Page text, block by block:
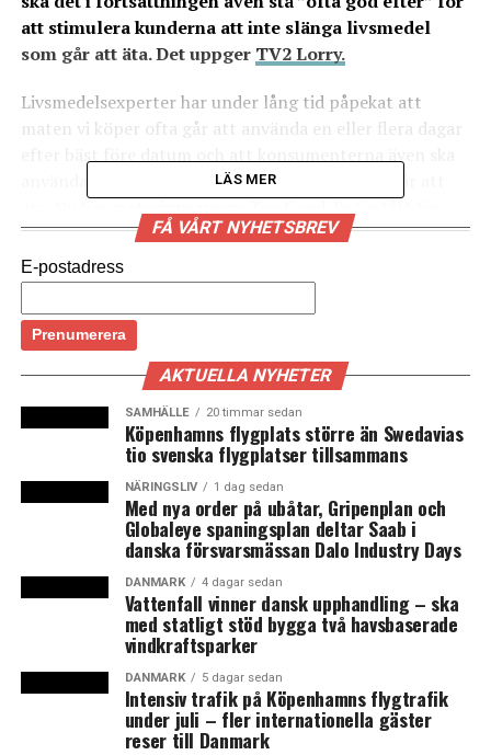
att stimulera kunderna att inte slänga livsmedel
som går att äta. Det uppger TV2 Lorry.
Livsmedelsexperter har under lång tid påpekat att
maten vi köper ofta går att använda en eller flera dagar
använda smak och lukt för att avgöra vad som går att
danska livsmedelsföretag att ändra märkningen av sina
varor. Genom att lägga till ”ofta god efter” vill de
stimulera konsumenterna att inte tolka bäst före dag
som sista förbrukningsdag. De företag som ändrar sin
datummärkning är enligt TV2 Lorry Arla, Carlsberg,
Coop, Unilver, Løgismose Meyers, Thise, Tomas,
Urtekrams, Emmerys och Letz Sushi. (News Øresund)
2 800 fler praktikplatser till danska yrkesutbildningar
Kommission ska hitta 50 miljarder för att finansiera
dansk omställning till gröna bilar
LÄS MER
FÅ VÅRT NYHETSBREV
E-postadress
AKTUELLA NYHETER
SAMHÄLLE 20 timmar sedan
Köpenhamns flygplats större än Swedavias
tio svenska flygplatser tillsammans
NÄRINGSLIV 1 dag sedan
Med nya order på ubåtar, Gripenplan och
Globaleye spaningsplan deltar Saab i
danska försvarsmässan Dalo Industry Days
DANMARK 4 dagar sedan
Vattenfall vinner dansk upphandling – ska
med statligt stöd bygga två havsbaserade
vindkraftsparker
DANMARK 5 dagar sedan
Intensiv trafik på Köpenhamns flygtrafik
under juli – fler internationella gäster
reser till Danmark